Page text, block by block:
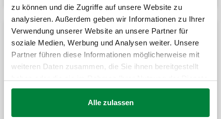
zu können und die Zugriffe auf unsere Website zu
analysieren. Außerdem geben wir Informationen zu Ihrer
Verwendung unserer Website an unsere Partner für
soziale Medien, Werbung und Analysen weiter. Unsere
Partner führen diese Informationen möglicherweise mit
weiteren Daten zusammen, die Sie ihnen bereitgestellt
gesammelt haben.
Alle zulassen
Accessoires pour pots de décantation magnétiques
Coque d'isolation pour pot de décantation